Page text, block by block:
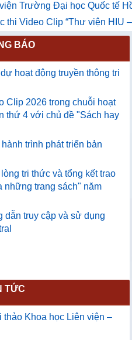
Trường Đại học Quốc tế
thi Video Clip “Thư viện HIU
BÁO
hoạt động truyền thông tri
Clip 2026 trong chuỗi hoạt
thứ 4 với chủ đề "Sách hay
trình phát triển bản
tri thức và tổng kết trao
những trang sách" năm
dẫn truy cập và sử dụng
TỨC
Khoa học Liên viện –